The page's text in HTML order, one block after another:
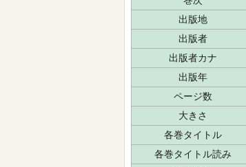
出版地
出版者
出版者カナ
出版年
ページ数
大きさ
各巻タイトル
各巻タイトル読み